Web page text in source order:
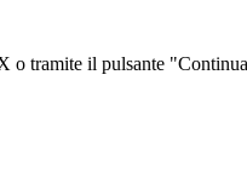
o tramite il pulsante